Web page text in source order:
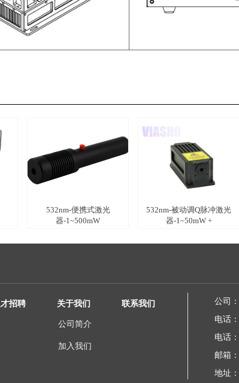
532nm-便携式激光
器-1~500mW
532nm-被动调Q脉冲激光
器-1~50mW +
招聘 关于我们 联系我们
公司简介
加入我们
公司：
电话：
电话：
邮箱：
地址：